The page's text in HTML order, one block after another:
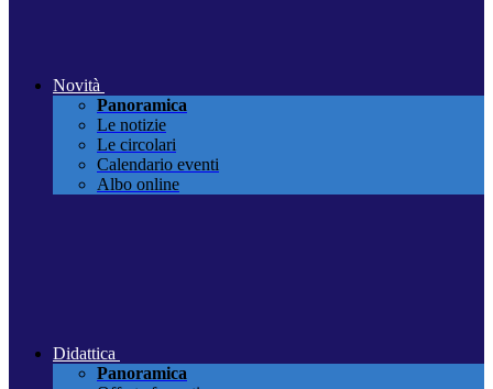
Novità
Panoramica
Le notizie
Le circolari
Calendario eventi
Albo online
Didattica
Panoramica